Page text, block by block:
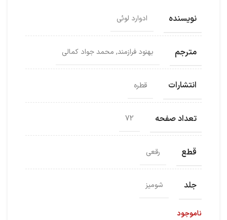
نویسنده ادوارد لوئی
مترجم بهنود فرازمند, محمد جواد کمالی
انتشارات قطره
تعداد صفحه 72
قطع رقعی
جلد شومیز
ناموجود